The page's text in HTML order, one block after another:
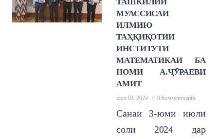
МУАССИСАИ
ИЛМИЮ
ТАҲҚИҚОТИИ
ИНСТИТУТИ
МАТЕМАТИКАИ БА
НОМИ А.ҶӮРАЕВИ
АМИТ
июл 03, 2024 / 0 Комментарийs
Санаи 3-юми июли
соли 2024 дар